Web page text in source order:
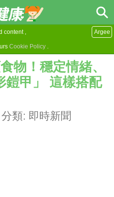
content ,
Cookie Policy .
Argee
物！穩定情緒、
鎧甲」 這樣搭配
類: 即時新聞